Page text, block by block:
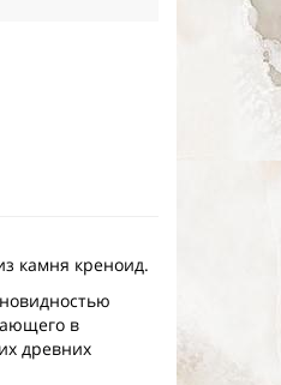
камня креноид.
в
древних